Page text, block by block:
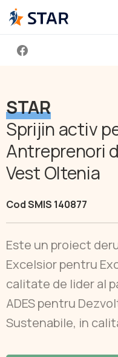
STAR
Sprijin activ
Antreprenori
Vest Oltenia
Cod SMIS 140877
Este un proiect
Excelsior pentru
calitate de lider al
ADES pentru
Sustenabile, in